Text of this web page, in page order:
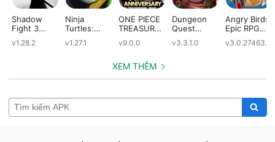
Shadow
Fight 3
v1.28.2
Ninja
Turtles:
(Mod)
v1.27.1
ONE PIECE
TREASURE
(Mod)
v9.0.0
Dungeon
Quest
v3.3.1.0
Angry Birds
Epic RPG
XEM THÊM